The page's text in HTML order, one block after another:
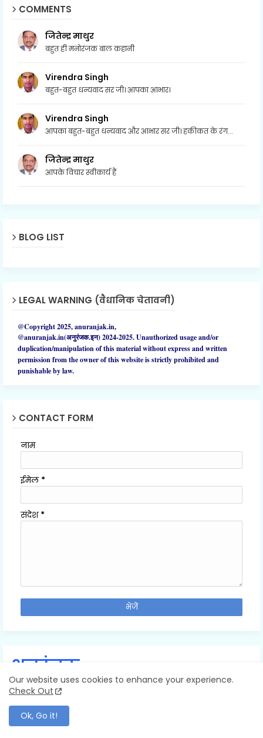
COMMENTS
जितेन्द्र माथुर
बहुत ही मनोरंजक बाल कहानी
Virendra Singh
बहुत-बहुत धन्यवाद सर जी। आपका आभार।
Virendra Singh
आपका बहुत-बहुत धन्यवाद और आभार सर जी। हकीकत के रंग...
जितेन्द्र माथुर
आपके विचार स्वीकार्य हैं
BLOG LIST
LEGAL WARNING (वैधानिक चेतावनी)
@Copyright 2025, anuranjak.in,
@anuranjak.in(अनुरंजक.इन) 2024-2025.Unauthorizedusage and/or
duplication/manipulation of this material without express and written
permission from the owner of this website is strictly prohibited and
punishable by law.
CONTACT FORM
नाम
ईमेल *
संदेश *
अनुरंजक
Our website uses cookies to enhance your experience.
Check Out
Ok, Go it!